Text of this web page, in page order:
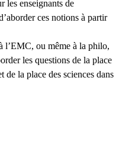
les enseignants de
ces notions à partir
l’EMC, ou même à la philo,
les questions de la place
de la place des sciences dans